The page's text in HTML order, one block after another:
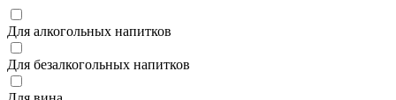
Для алкогольных напитков
Для безалкогольных напитков